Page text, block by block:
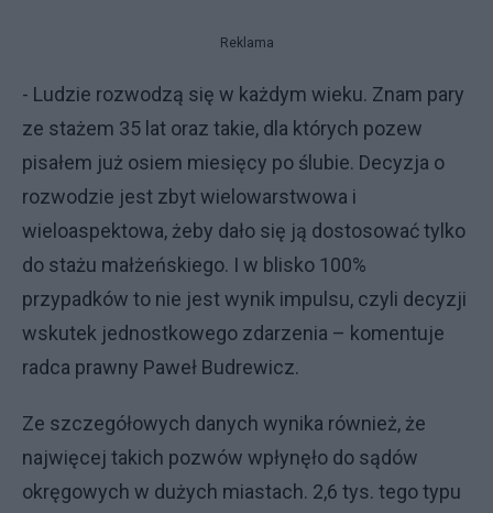
Reklama
- Ludzie rozwodzą się w każdym wieku. Znam pary
ze stażem 35 lat oraz takie, dla których pozew
pisałem już osiem miesięcy po ślubie. Decyzja o
rozwodzie jest zbyt wielowarstwowa i
wieloaspektowa, żeby dało się ją dostosować tylko
do stażu małżeńskiego. I w blisko 100%
przypadków to nie jest wynik impulsu, czyli decyzji
wskutek jednostkowego zdarzenia – komentuje
radca prawny Paweł Budrewicz.
Ze szczegółowych danych wynika również, że
najwięcej takich pozwów wpłynęło do sądów
okręgowych w dużych miastach. 2,6 tys. tego typu